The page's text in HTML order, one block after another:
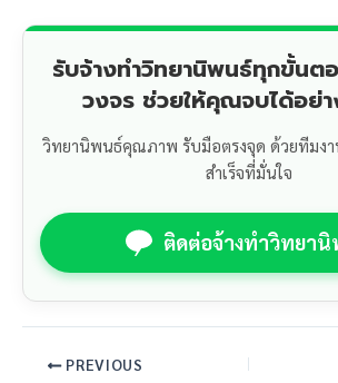
รับจ้างทำวิทยานิพนธ์ทุกขั้นต
วงจร ช่วยให้คุณจบได้อย่า
วิทยานิพนธ์คุณภาพ รับมือตรงจุด ด้วยทีมง
สำเร็จที่มั่นใจ
ติดต่อจ้างทำวิทยา
PREVIOUS